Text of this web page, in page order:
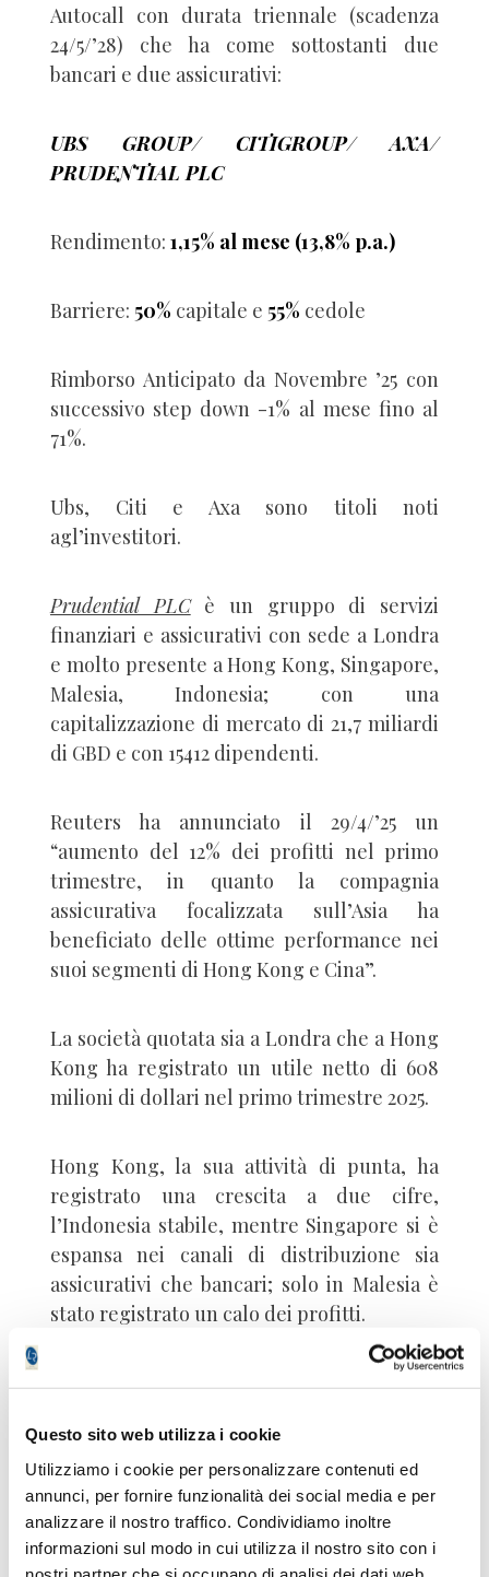
Questo sito web utilizza i cookie
Utilizziamo i cookie per personalizzare contenuti ed
annunci, per fornire funzionalità dei social media e per
analizzare il nostro traffico. Condividiamo inoltre
informazioni sul modo in cui utilizza il nostro sito con i
Autocall con durata triennale (scadenza
24/5/’28) che ha come sottostanti due
bancari e due assicurativi:
UBS GROUP/ CITIGROUP/ AXA/
PRUDENTIAL PLC
Rendimento: 1,15% al mese (13,8% p.a.)
Barriere: 50% capitale e 55% cedole
Rimborso Anticipato da Novembre ’25 con
successivo step down -1% al mese fino al
71%.
Ubs, Citi e Axa sono titoli noti
agl’investitori.
Prudential PLCè un gruppo di servizi
finanziari e assicurativi con sede a Londra
e molto presente a Hong Kong, Singapore,
Malesia, Indonesia; con una
capitalizzazione di mercato di 21,7 miliardi
di GBD e con 15412 dipendenti.
Reuters ha annunciato il 29/4/’25 un
“aumento del 12% dei profitti nel primo
trimestre, in quanto la compagnia
assicurativa focalizzata sull’Asia ha
beneficiato delle ottime performance nei
suoi segmenti di Hong Kong e Cina”.
La società quotata sia a Londra che a Hong
Kong ha registrato un utile netto di 608
milioni di dollari nel primo trimestre 2025.
Hong Kong, la sua attività di punta, ha
registrato una crescita a due cifre,
l’Indonesia stabile, mentre Singapore si è
espansa nei canali di distribuzione sia
assicurativi che bancari; solo in Malesia è
stato registrato un calo dei profitti.
Eastspring, la divisione di gestione
fondi in gestione pari a 256 miliardi di
dollari, in leggero calo rispetto ai 258
miliardi di dollari di fine 2024.
Inoltre l’Amministratore delegato ha